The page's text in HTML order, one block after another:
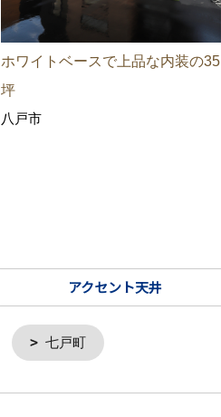
ホワイトベースで上品な内装の35
坪
八戸市
アクセント天井
七戸町